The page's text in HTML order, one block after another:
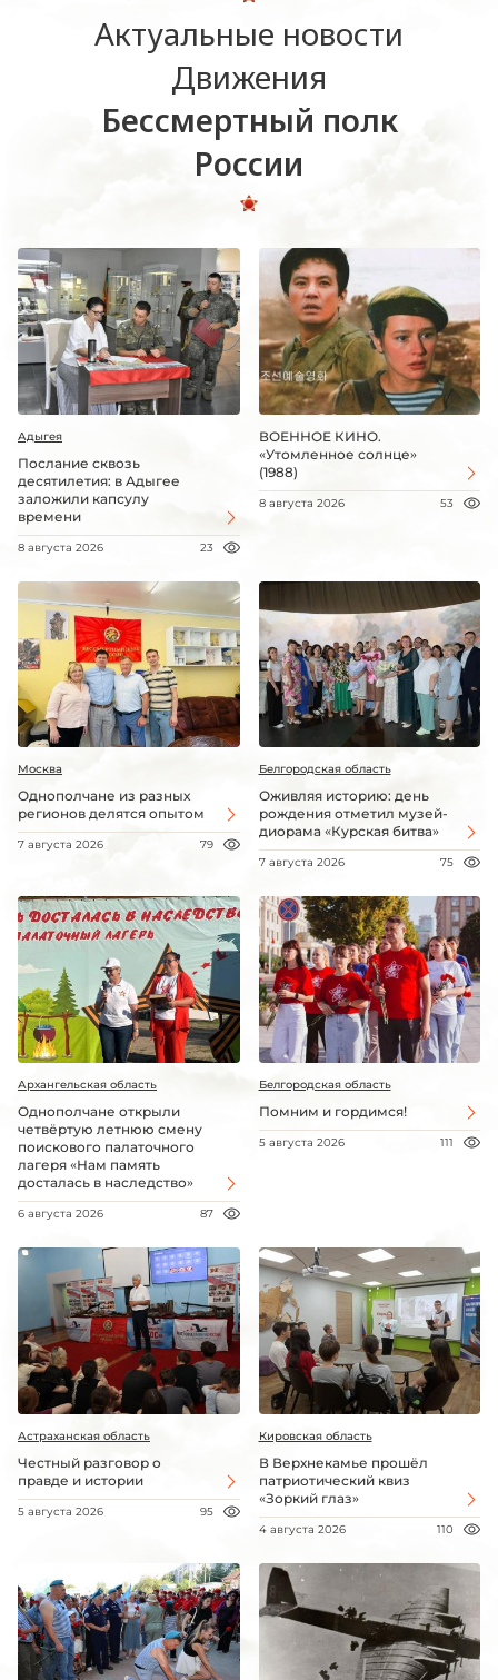
Актуальные новости
Движения
Бессмертный полк
России
Адыгея
Послание сквозь
десятилетия: в Адыгее
заложили капсулу
времени
8 августа 2026 23
ВОЕННОЕ КИНО.
«Утомленное солнце»
(1988)
8 августа 2026 53
Москва
Однополчане из разных
регионов делятся опытом
7 августа 2026 79
Белгородская область
Оживляя историю: день
рождения отметил музей-
диорама «Курская битва»
7 августа 2026 75
Архангельская область
Однополчане открыли
четвёртую летнюю смену
поискового палаточного
лагеря «Нам память
досталась в наследство»
6 августа 2026 87
Белгородская область
Помним и гордимся!
5 августа 2026 111
Астраханская область
Честный разговор о
правде и истории
5 августа 2026 95
Кировская область
В Верхнекамье прошёл
патриотический квиз
«Зоркий глаз»
4 августа 2026 110